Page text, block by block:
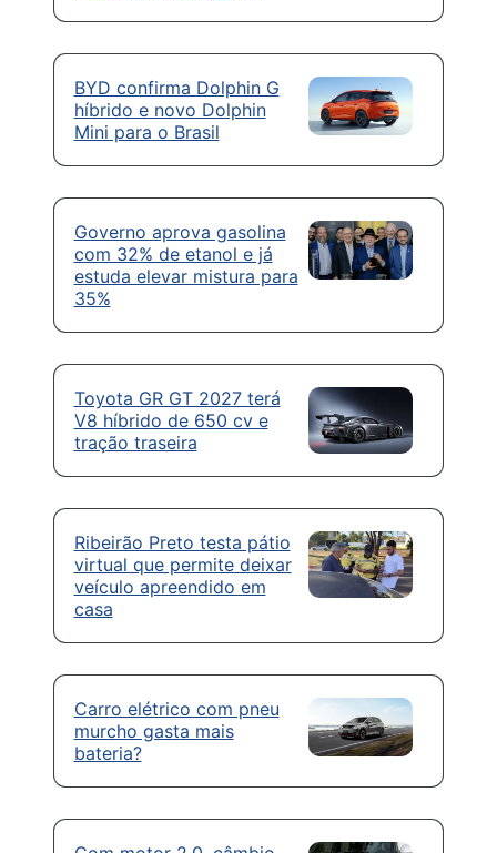
BYD confirma Dolphin G
híbrido e novo Dolphin
Mini para o Brasil
Governo aprova gasolina
com 32% de etanol e já
estuda elevar mistura para
35%
Toyota GR GT 2027 terá
V8 híbrido de 650 cv e
tração traseira
Ribeirão Preto testa pátio
virtual que permite deixar
veículo apreendido em
casa
Carro elétrico com pneu
murcho gasta mais
bateria?